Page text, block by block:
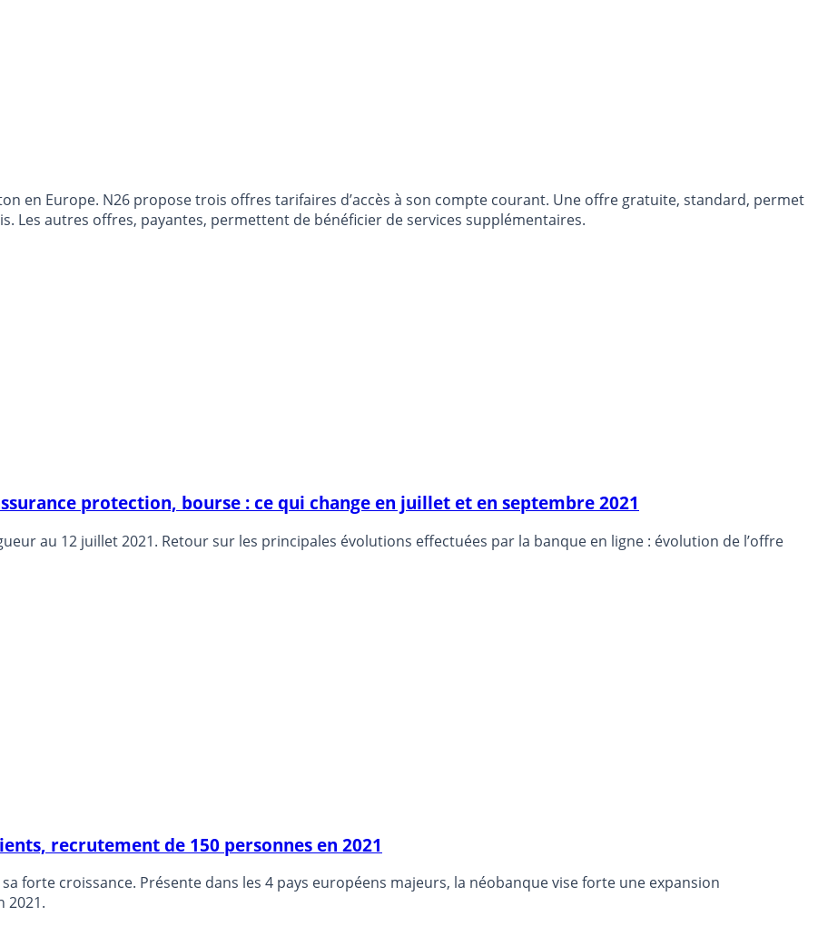
en Europe. N26 propose trois offres tarifaires d’accès à son compte courant. Une offre gratuite, standard, permet
Les autres offres, payantes, permettent de bénéficier de services supplémentaires.
protection, bourse : ce qui change en juillet et en septembre 2021
au 12 juillet 2021. Retour sur les principales évolutions effectuées par la banque en ligne : évolution de l’offre
recrutement de 150 personnes en 2021
forte croissance. Présente dans les 4 pays européens majeurs, la néobanque vise forte une expansion
2021.